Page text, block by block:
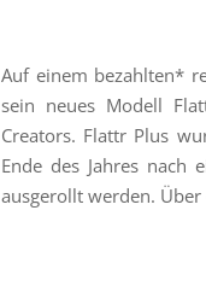
Auf einem bezahlten*
sein neues Modell
Creators. Flattr Plus
Ende des Jahres nach
ausgerollt werden.